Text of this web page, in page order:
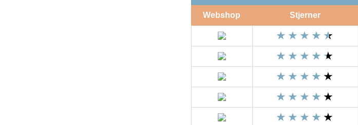
Webshop Stjerner